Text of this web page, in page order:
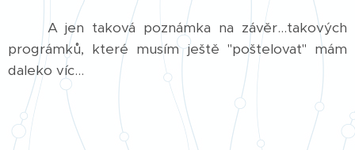
A jen taková poznámka na závěr...takových
prográmků, které musím ještě "poštelovat" mám
daleko víc...